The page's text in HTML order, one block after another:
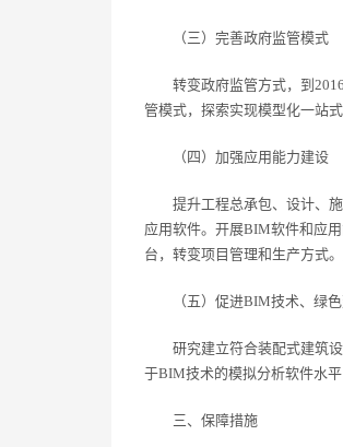
（三）完善政府监管模式
转变政府监管方式，到2016
管模式，探索实现模型化一站
（四）加强应用能力建设
提升工程总承包、设计、施
应用软件。开展BIM软件和应
台，转变项目管理和生产方式
（五）促进BIM技术、绿色
研究建立符合装配式建筑设
于BIM技术的模拟分析软件水
三、保障措施